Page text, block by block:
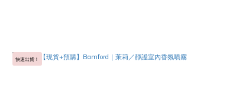
快速出貨！